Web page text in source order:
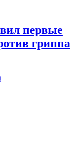
первые
гриппа